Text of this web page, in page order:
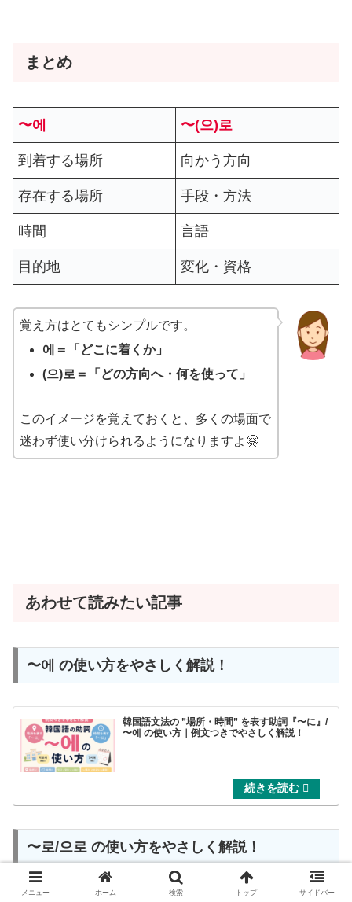
まとめ
〜에 〜(으)로
到着する場所 向かう方向
存在する場所 手段・方法
時間 言語
目的地 変化・資格
覚え方はとてもシンプルです。
에＝「どこに着くか」
(으)로＝「どの方向へ・何を使って」
このイメージを覚えておくと、多くの場面で
迷わず使い分けられるようになりますよ🤗
あわせて読みたい記事
〜에 の使い方をやさしく解説！
韓国語文法の ”場所・時間” を表す助詞『〜に』/
〜에 の使い方｜例文つきでやさしく解説！
〜로/으로 の使い方をやさしく解説！
メニュー ホーム 検索 トップ サイドバー